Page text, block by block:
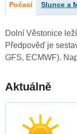
Počasí Slunce a
Dolní Věstonice
Předpověď je
GFS, ECMWF).
Aktuálně